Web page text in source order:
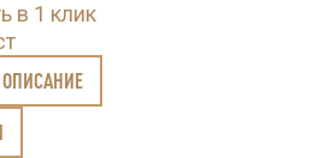
в 1 клик
ОПИСАНИЕ